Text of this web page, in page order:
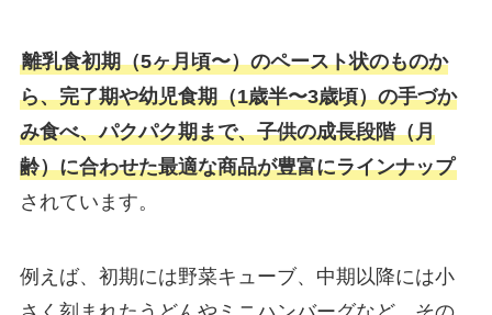
離乳食初期（5ヶ月頃〜）のペースト状のものか
ら、完了期や幼児食期（1歳半〜3歳頃）の手づか
み食べ、パクパク期まで、子供の成長段階（月
齢）に合わせた最適な商品が豊富にラインナップ
されています。
例えば、初期には野菜キューブ、中期以降には小